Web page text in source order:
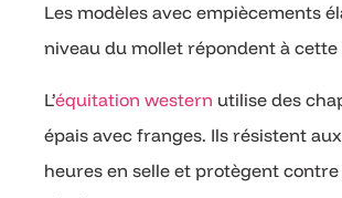
Les modèles avec empiècements
niveau du mollet répondent à cette
L’équitation western utilise des
épais avec franges. Ils résistent
heures en selle et protègent contre